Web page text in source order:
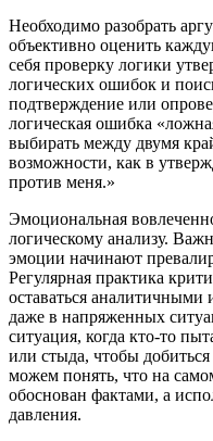
Необходимо разобрать
объективно оценить
себя проверку логики
логических ошибок и
подтверждение или
логическая ошибка
выбирать между двумя
возможности, как в
против меня.»
Эмоциональная
логическому анализу.
эмоции начинают
Регулярная практика
оставаться аналитичными
даже в напряженных
ситуация, когда кто-то
или стыда, чтобы
можем понять, что на
обоснован фактами, а
давления.